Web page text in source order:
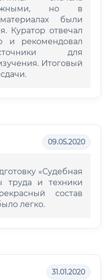
но в
были
Куратор отвечал
и рекомендовал
для
Итоговый
09.05.2020
«Судебная
труда и техники
состав
легко.
31.01.2020